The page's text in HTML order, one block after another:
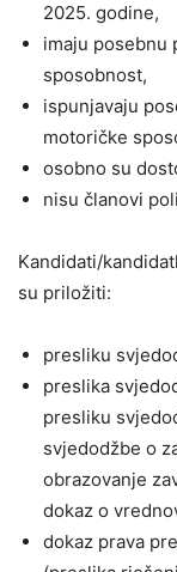
2025. godine,
imaju posebnu
sposobnost,
ispunjavaju
motoričke
osobno su
nisu članovi
Kandidati/
su priložiti:
presliku
preslika
presliku
svjedodžbe o
obrazovanje
dokaz o
dokaz prava